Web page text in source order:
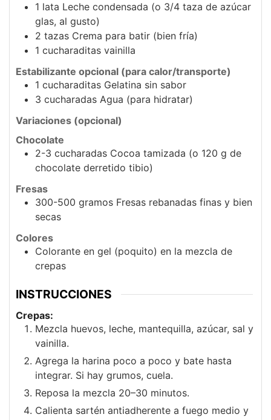
1 lata Leche condensada (o 3/4 taza de azúcar
glas, al gusto)
2 tazas Crema para batir (bien fría)
1 cucharaditas vainilla
Estabilizante opcional (para calor/transporte)
1 cucharaditas Gelatina sin sabor
3 cucharadas Agua (para hidratar)
Variaciones (opcional)
Chocolate
2-3 cucharadas Cocoa tamizada (o 120 g de
chocolate derretido tibio)
Fresas
300-500 gramos Fresas rebanadas finas y bien
secas
Colores
Colorante en gel (poquito) en la mezcla de
crepas
INSTRUCCIONES
Crepas:
Mezcla huevos, leche, mantequilla, azúcar, sal y
vainilla.
Agrega la harina poco a poco y bate hasta
integrar. Si hay grumos, cuela.
Reposa la mezcla 20–30 minutos.
Calienta sartén antiadherente a fuego medio y